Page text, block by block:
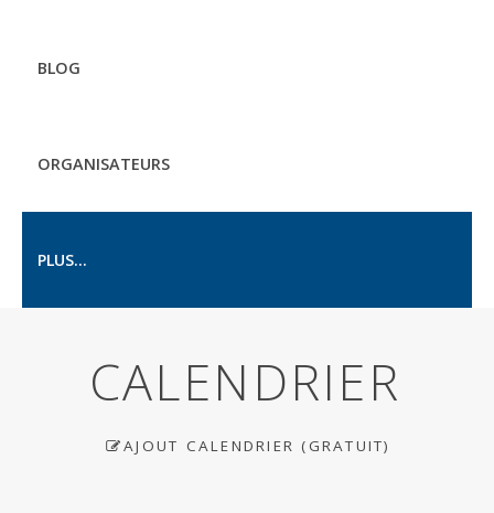
BLOG
ORGANISATEURS
PLUS...
CALENDRIER
AJOUT CALENDRIER (GRATUIT)